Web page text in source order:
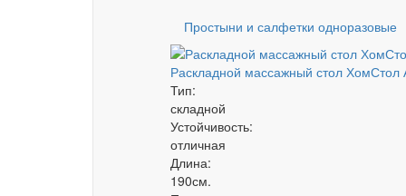
Простыни и салфетки одноразовые
Раскладной массажный стол ХомСтол
Тип:
складной
Устойчивость:
отличная
Длина:
190см.